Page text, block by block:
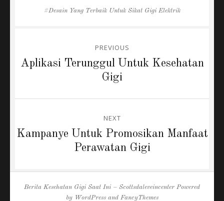
Tags
Desain Yang Terbaik Untuk Sikat Gigi Elektrik
navigation
PREVIOUS
Previous
Aplikasi Terunggul Untuk Kesehatan
Gigi
NEXT
Next
Kampanye Untuk Promosikan Manfaat
Perawatan Gigi
Berita Kesehatan Gigi Saat Ini – Scottsdaleveincenter Powered
by WordPressand FancyThemes